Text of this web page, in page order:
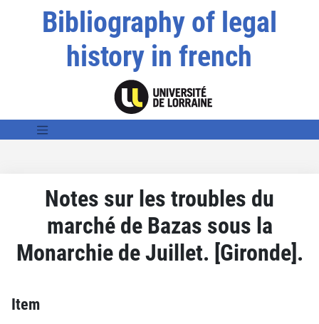
Bibliography of legal
history in french
Notes sur les troubles du
marché de Bazas sous la
Monarchie de Juillet. [Gironde].
Item